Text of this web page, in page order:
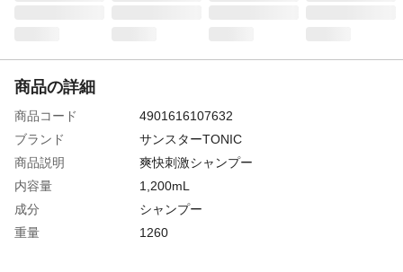
商品の詳細
商品コード
4901616107632
ブランド
サンスターTONIC
商品説明
爽快刺激シャンプー
内容量
1,200mL
成分
シャンプー
重量
1260